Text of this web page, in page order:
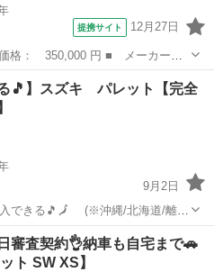
提携サイト 12月27日
■ グレード名： リミテッド
動スライドドア プッシュスタ
る🎵】スズキ パレット【完全
9月2日
入できる🎵🗾 (※沖縄/北海道/離島
トロン
審査契約👌納車も自宅まで🚗
ト SW XS】